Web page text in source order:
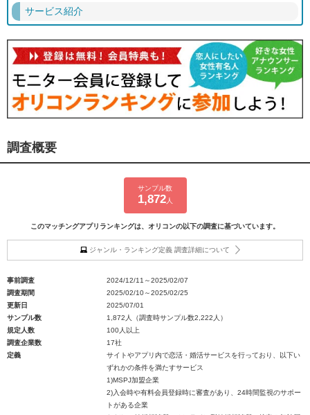
サービス紹介
調査概要
サンプル数
1,872人
このマッチングアプリランキングは、オリコンの以下の調査に基づいています。
ジャンル・ランキング定義 調査詳細について
事前調査
2024/12/11～2025/02/07
調査期間
2025/02/10～2025/02/25
更新日
2025/07/01
サンプル数
1,872人（調査時サンプル数2,222人）
規定人数
100人以上
調査企業数
17社
定義
サイトやアプリ内で恋活・婚活サービスを行っており、以下い
ずれかの条件を満たすサービス
1)MSPJ加盟企業
2)入会時や有料会員登録時に審査があり、24時間監視のサポー
トがある企業